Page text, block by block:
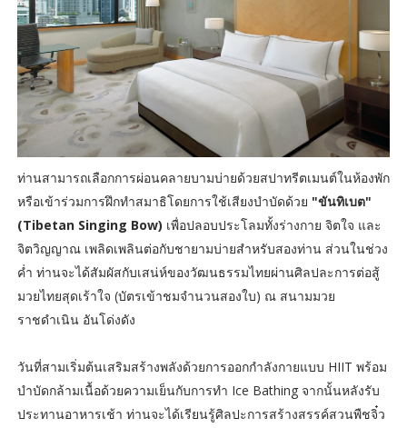
ท่านสามารถเลือกการผ่อนคลายบามบ่ายด้วยสปาทรีตเมนต์ในห้องพัก
หรือเข้าร่วมการฝึกทำสมาธิโดยการใช้เสียงบำบัดด้วย "ขันทิเบต"
(Tibetan Singing Bow) เพื่อปลอบประโลมทั้งร่างกาย จิตใจ และ
จิตวิญญาณ เพลิดเพลินต่อกับชายามบ่ายสำหรับสองท่าน ส่วนในช่วง
ค่ำ ท่านจะได้สัมผัสกับเสน่ห์ของวัฒนธรรมไทยผ่านศิลปละการต่อสู้
มวยไทยสุดเร้าใจ (บัตรเข้าชมจำนวนสองใบ) ณ สนามมวย
ราชดำเนิน อันโด่งดัง
วันที่สามเริ่มต้นเสริมสร้างพลังด้วยการออกกำลังกายแบบ HIIT พร้อม
บำบัดกล้ามเนื้อด้วยความเย็นกับการทำ Ice Bathing จากนั้นหลังรับ
ประทานอาหารเช้า ท่านจะได้เรียนรู้ศิลปะการสร้างสรรค์สวนพืชจิ๋ว